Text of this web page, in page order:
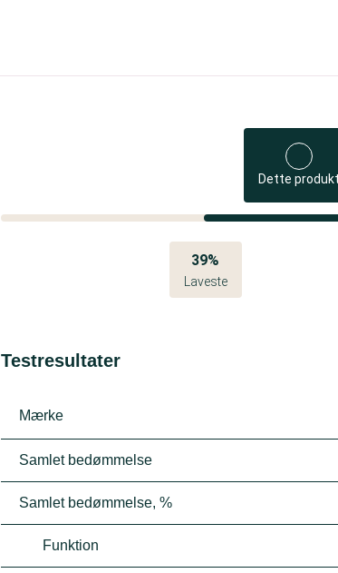
Dette
39%
Laveste
Testresultater
Mærke
Samlet bedømmelse
Samlet bedømmelse, %
Funktion